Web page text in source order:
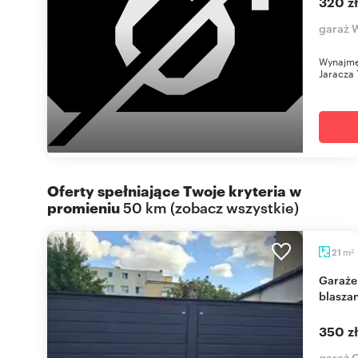
garaż
Jaracza
Oferty spełniające Twoje kryteria w
promieniu50 km (zobacz wszystkie)
21 m2
Garaże do wynajęcia w Grudziądzu - murowany i
350